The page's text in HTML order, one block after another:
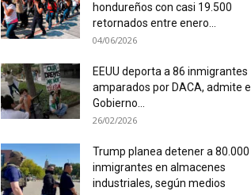
hondureños con casi 19.500
retornados entre enero...
04/06/2026
EEUU deporta a 86 inmigrantes
amparados por DACA, admite el
Gobierno...
26/02/2026
Trump planea detener a 80.000
inmigrantes en almacenes
industriales, según medios